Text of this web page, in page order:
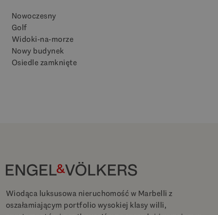
Nowoczesny
Golf
Widoki-na-morze
Nowy budynek
Osiedle zamknięte
Wiodąca luksusowa nieruchomość w Marbelli z
oszałamiającym portfolio wysokiej klasy willi,